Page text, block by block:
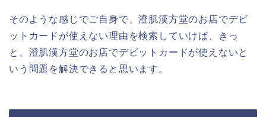
そのような感じでご自身で、澄肌漢方堂のお店でデビ
ットカードが使えない理由を検索していけば、きっ
と、澄肌漢方堂のお店でデビットカードが使えないと
いう問題を解決できると思います。